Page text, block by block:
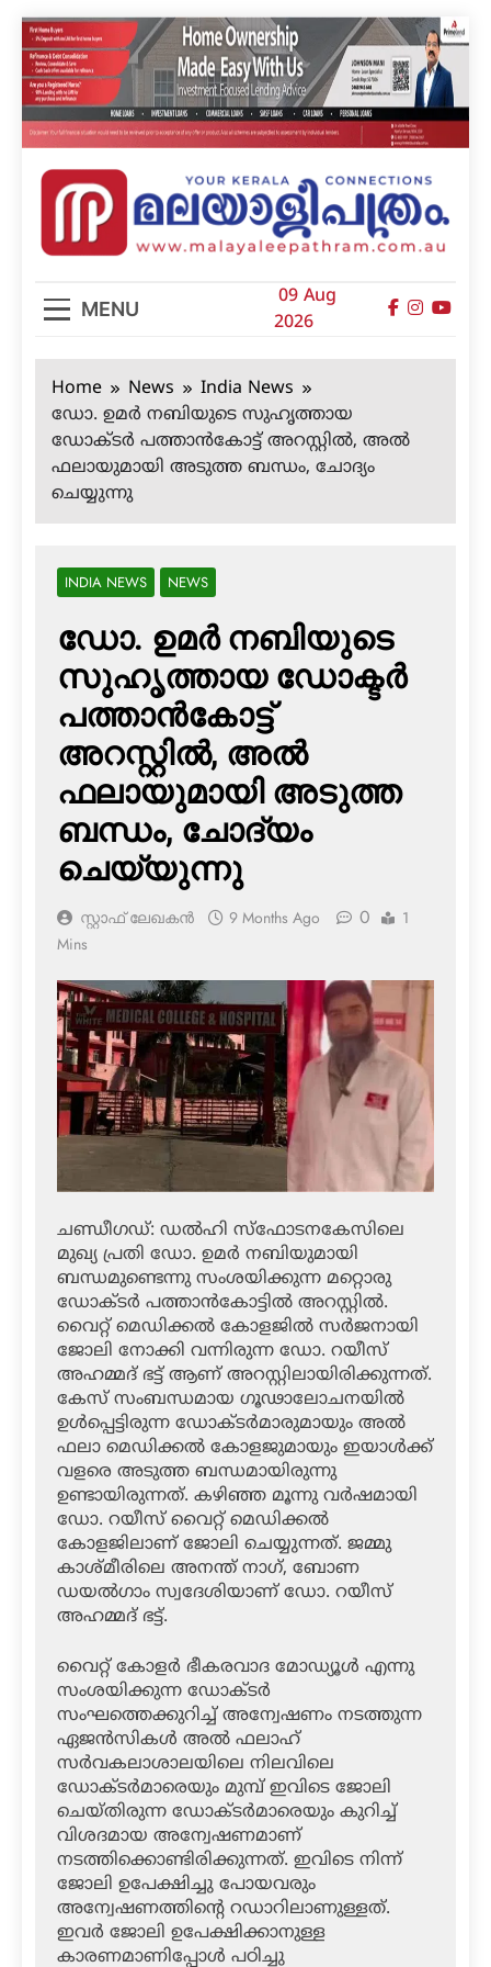
Skip
to
content
മലയാളിപത്രം
MENU
09 Aug
2026
Home News
India News
ഡോ. ഉമര്‍ നബിയുടെ സുഹൃത്തായ
ഡോക്ടര്‍ പത്താന്‍കോട്ട് അറസ്റ്റില്‍, അല്‍
ഫലായുമായി അടുത്ത ബന്ധം, ചോദ്യം
ചെയ്യുന്നു
INDIA NEWS NEWS
ഡോ. ഉമര്‍ നബിയുടെ
സുഹൃത്തായ ഡോക്ടര്‍
പത്താന്‍കോട്ട്
അറസ്റ്റില്‍, അല്‍
ഫലായുമായി അടുത്ത
ബന്ധം, ചോദ്യം
ചെയ്യുന്നു
സ്റ്റാഫ് ലേഖകൻ 9 Months Ago 0
1
Mins
ചണ്ഡീഗഡ്: ഡല്‍ഹി സ്‌ഫോടനകേസിലെ
മുഖ്യ പ്രതി ഡോ. ഉമര്‍ നബിയുമായി
ബന്ധമുണ്ടെന്നു സംശയിക്കുന്ന മറ്റൊരു
ഡോക്ടര്‍ പത്താന്‍കോട്ടില്‍ അറസ്റ്റില്‍.
വൈറ്റ് മെഡിക്കല്‍ കോളജില്‍ സര്‍ജനായി
ജോലി നോക്കി വന്നിരുന്ന ഡോ. റയീസ്
അഹമ്മദ് ഭട്ട് ആണ് അറസ്റ്റിലായിരിക്കുന്നത്.
കേസ് സംബന്ധമായ ഗൂഢാലോചനയില്‍
ഉള്‍പ്പെട്ടിരുന്ന ഡോക്ടര്‍മാരുമായും അല്‍
ഫലാ മെഡിക്കല്‍ കോളജുമായും ഇയാള്‍ക്ക്
വളരെ അടുത്ത ബന്ധമായിരുന്നു
ഉണ്ടായിരുന്നത്. കഴിഞ്ഞ മൂന്നു വര്‍ഷമായി
ഡോ. റയീസ് വൈറ്റ് മെഡിക്കല്‍
കോളജിലാണ് ജോലി ചെയ്യുന്നത്. ജമ്മു
കാശ്മീരിലെ അനന്ത് നാഗ്, ബോണ
ഡയല്‍ഗാം സ്വദേശിയാണ് ഡോ. റയീസ്
അഹമ്മദ് ഭട്ട്.
വൈറ്റ് കോളര്‍ ഭീകരവാദ മോഡ്യൂള്‍ എന്നു
സംശയിക്കുന്ന ഡോക്ടര്‍
സംഘത്തെക്കുറിച്ച് അന്വേഷണം നടത്തുന്ന
ഏജന്‍സികള്‍ അല്‍ ഫലാഹ്
സര്‍വകലാശാലയിലെ നിലവിലെ
ഡോക്ടര്‍മാരെയും മുമ്പ് ഇവിടെ ജോലി
ചെയ്തിരുന്ന ഡോക്ടര്‍മാരെയും കുറിച്ച്
വിശദമായ അന്വേഷണമാണ്
നടത്തിക്കൊണ്ടിരിക്കുന്നത്. ഇവിടെ നിന്ന്
ജോലി ഉപേക്ഷിച്ചു പോയവരും
അന്വേഷണത്തിന്റെ റഡാറിലാണുള്ളത്.
ഇവര്‍ ജോലി ഉപേക്ഷിക്കാനുള്ള
കാരണമാണിപ്പോള്‍ പഠിച്ചു